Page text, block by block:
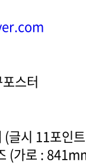
스터
(글시 11포인
(가로 :